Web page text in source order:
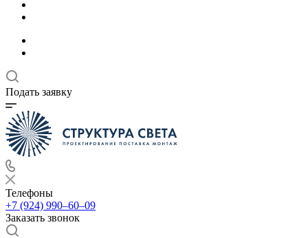
Подать заявку
Телефоны
+7 (924) 990‒60‒09
Заказать звонок